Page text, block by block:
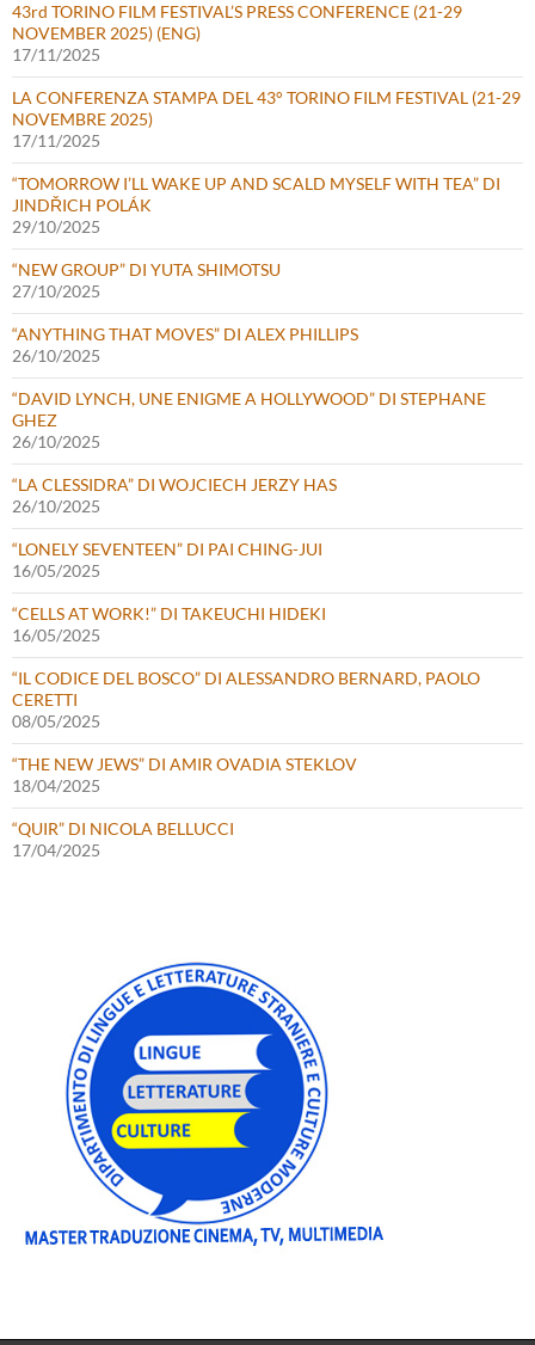
43rd TORINO FILM FESTIVAL’S PRESS CONFERENCE (21-29
NOVEMBER 2025) (ENG)
17/11/2025
LA CONFERENZA STAMPA DEL 43° TORINO FILM FESTIVAL (21-29
NOVEMBRE 2025)
17/11/2025
“TOMORROW I’LL WAKE UP AND SCALD MYSELF WITH TEA” DI
JINDŘICH POLÁK
29/10/2025
“NEW GROUP” DI YUTA SHIMOTSU
27/10/2025
“ANYTHING THAT MOVES” DI ALEX PHILLIPS
26/10/2025
“DAVID LYNCH, UNE ENIGME A HOLLYWOOD” DI STEPHANE
GHEZ
26/10/2025
“LA CLESSIDRA” DI WOJCIECH JERZY HAS
26/10/2025
“LONELY SEVENTEEN” DI PAI CHING-JUI
16/05/2025
“CELLS AT WORK!” DI TAKEUCHI HIDEKI
16/05/2025
“IL CODICE DEL BOSCO” DI ALESSANDRO BERNARD, PAOLO
CERETTI
08/05/2025
“THE NEW JEWS” DI AMIR OVADIA STEKLOV
18/04/2025
“QUIR” DI NICOLA BELLUCCI
17/04/2025